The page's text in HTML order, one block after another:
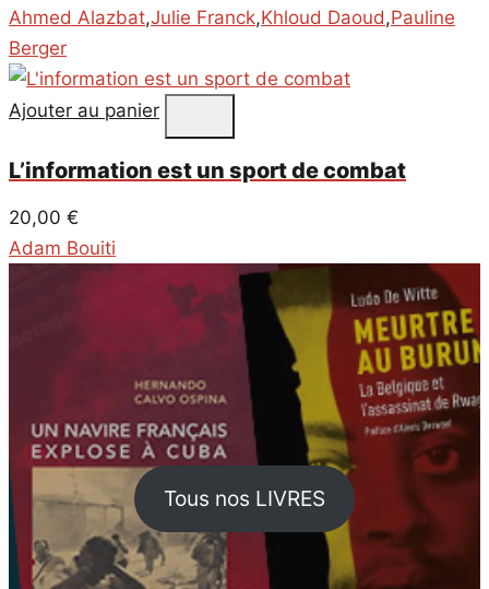
Ahmed Alazbat,Julie Franck,Khloud Daoud,Pauline
Berger
Ajouter au panier
L’information est un sport de combat
20,00 €
Adam Bouiti
Tous nos LIVRES